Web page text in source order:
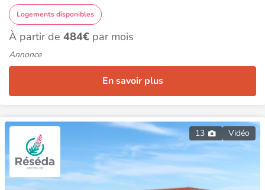
Logements disponibles
À partir de 484€ par mois
Annonce
En savoir plus
13 Vidéo